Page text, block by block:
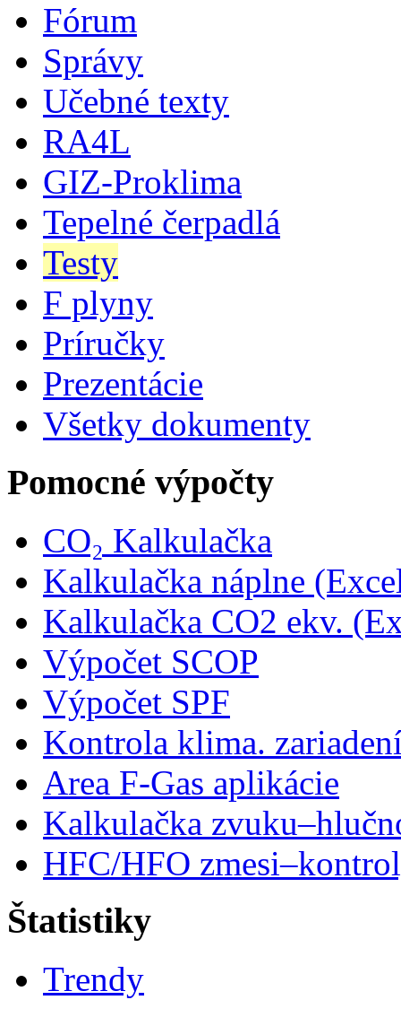
Fórum
Správy
Učebné texty
RA4L
GIZ-Proklima
Tepelné čerpadlá
Testy
F plyny
Príručky
Prezentácie
Všetky dokumenty
Pomocné výpočty
CO₂ Kalkulačka
Kalkulačka náplne
Kalkulačka CO2 ekv.
Výpočet SCOP
Výpočet SPF
Kontrola klima.
Area F-Gas aplikácie
Kalkulačka
HFC/HFO
Štatistiky
Trendy